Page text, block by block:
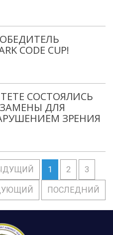
CODE CUP!
СОСТОЯЛИСЬ
ДЛЯ
ЗРЕНИЯ
1 2 3
ПОСЛЕДНИЙ